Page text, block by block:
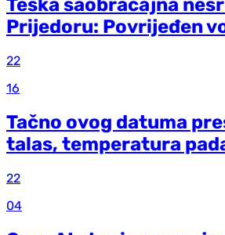
Teška saobraćajna
Prijedoru: Povrijeđen
22
16
Tačno ovog datuma
talas, temperatura
22
04